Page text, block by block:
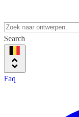
Search
Faq